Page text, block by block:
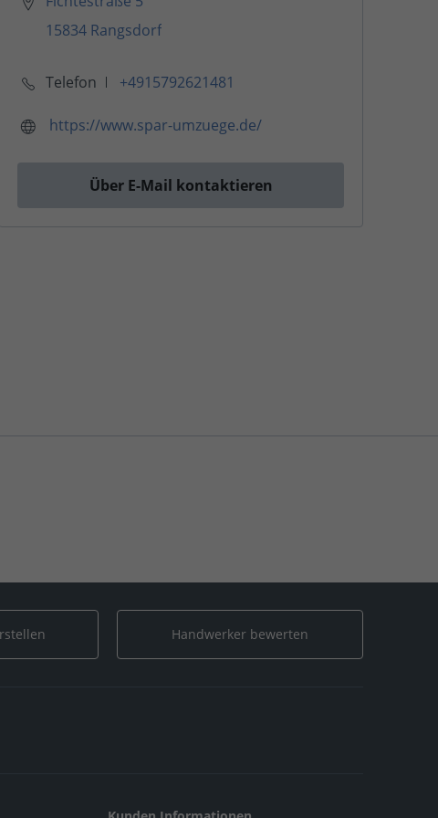
15834 Rangsdorf
Telefon +4915792621481
https://www.spar-umzuege.de/
Über E-Mail kontaktieren
Handwerker bewerten